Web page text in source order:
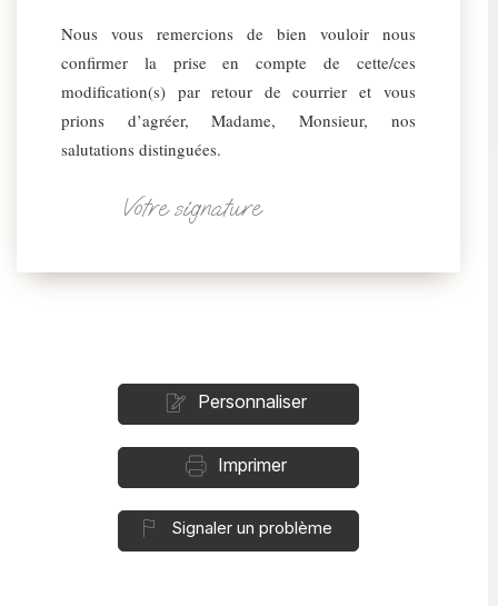
Nous vous remercions de bien vouloir nous
confirmer la prise en compte de cette/ces
modification(s) par retour de courrier et vous
prions d’agréer, Madame, Monsieur, nos
salutations distinguées.
Votre signature
Personnaliser
Imprimer
Signaler un problème